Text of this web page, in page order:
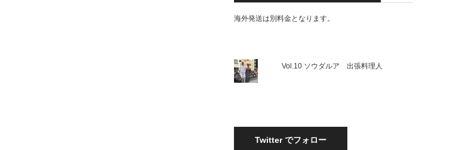
海外発送は別料金となります。
Vol.10 ソウダルア 出張料理人
Twitter でフォロー